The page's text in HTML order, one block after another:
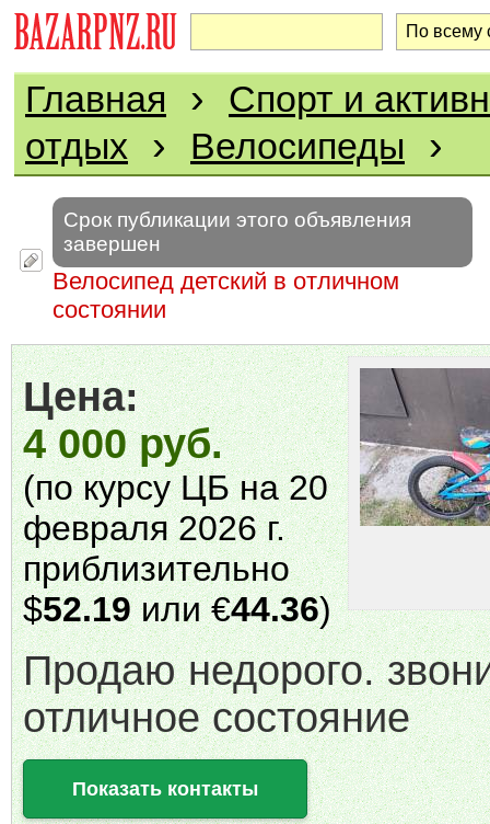
Главная › Спорт и
отдых › Велосипеды ›
Срок публикации этого объявления
завершен
Велосипед детский в отличном
состоянии
Цена:
4 000 руб.
(по курсу ЦБ на 20
февраля 2026 г.
приблизительно
$52.19или €44.36)
Продаю недорого.
отличное состояние
Показать контакты